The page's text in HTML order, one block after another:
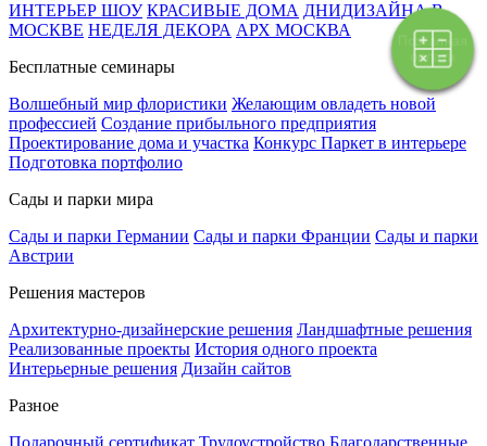
Поэтапная
оплата
ИНТЕРЬЕР ШОУ КРАСИВЫЕ ДОМА ДНИДИЗАЙНА В
МОСКВЕ НЕДЕЛЯ ДЕКОРА АРХ МОСКВА
Бесплатные семинары
Волшебный мир флористики Желающим овладеть новой
профессией Создание прибыльного предприятия
Проектирование дома и участка Конкурс Паркет в интерьере
Подготовка портфолио
Сады и парки мира
Сады и парки Германии Сады и парки Франции Сады и парки
Австрии
Решения мастеров
Архитектурно-дизайнерские решения Ландшафтные решения
Реализованные проекты История одного проекта
Интерьерные решения Дизайн сайтов
Разное